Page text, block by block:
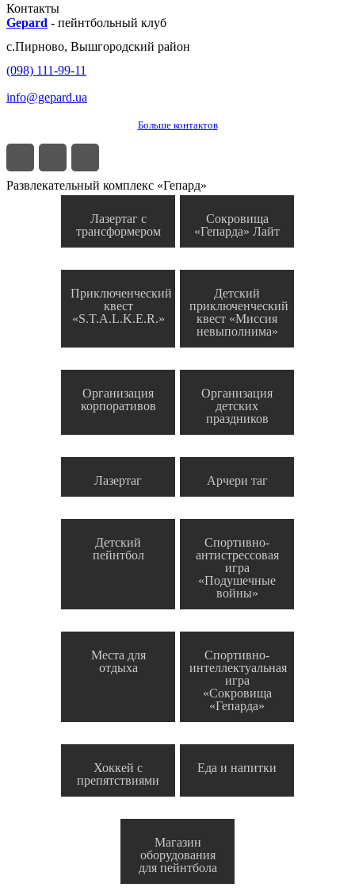
Контакты
Gepard - пейнтбольный клуб
с.Пирново, Вышгородский район
(098) 111-99-11
info@gepard.ua
Больше контактов
Развлекательный комплекс «Гепард»
Лазертаг с
трансформером
Сокровища
«Гепарда» Лайт
Приключенческий
квест
«S.T.A.L.K.E.R.»
Детский
приключенческий
квест «Миссия
невыполнима»
Организация
корпоративов
Организация
детских
праздников
Лазертаг Арчери таг
Детский
пейнтбол
Спортивно-
антистрессовая
игра
«Подушечные
войны»
Места для
отдыха
Спортивно-
интеллектуальная
игра
«Сокровища
«Гепарда»
Хоккей с
препятствиями
Еда и напитки
Магазин
оборудования
для пейнтбола